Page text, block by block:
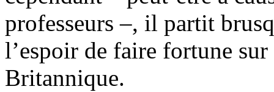
professeurs –, il partit
l’espoir de faire fortune
Britannique.